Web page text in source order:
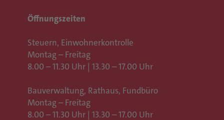
Öffnungszeiten
Steuern, Einwohnerkontrolle
Montag – Freitag
8.00 – 11.30 Uhr | 13.30 – 17.00 Uhr
Bauverwaltung, Rathaus, Fundbüro
Montag – Freitag
8.00 – 11.30 Uhr | 13.30 – 17.00 Uhr